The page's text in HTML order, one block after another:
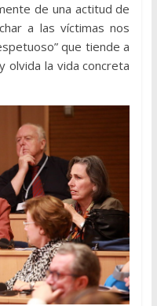
de una actitud de
a las víctimas nos
que tiende a
olvida la vida concreta